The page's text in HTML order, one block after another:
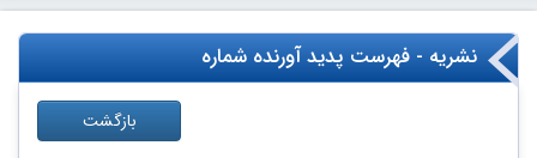
نشریه - فهرست پدید آورنده شماره
بازگشت